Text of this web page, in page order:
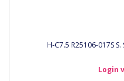
H-C7.5 R25106-017S
Login